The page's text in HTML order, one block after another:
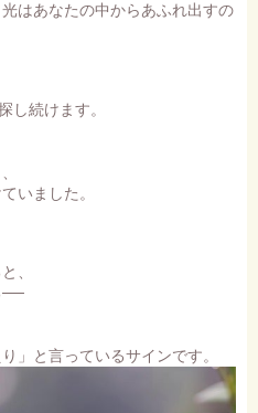
はあなたの中からあふれ出すの
し続けます。
いました。
、
──
」と言っているサインです。